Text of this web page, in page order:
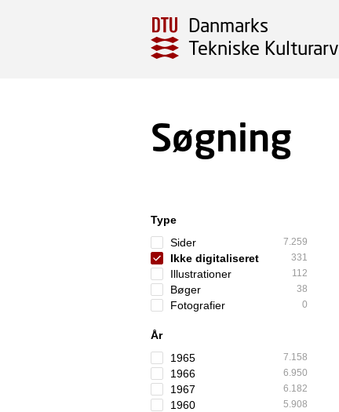
Danmarks
Tekniske Kulturarv
Søgning
Type
Sider
7.259
Ikke digitaliseret 331
Illustrationer 112
Bøger 38
Fotografier 0
År
1965
7.158
1966 6.950
1967 6.182
1960 5.908